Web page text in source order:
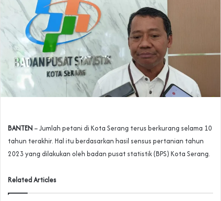
BANTEN – Jumlah petani di Kota Serang terus berkurang selama 10
tahun terakhir. Hal itu berdasarkan hasil sensus pertanian tahun
2023 yang dilakukan oleh badan pusat statistik (BPS) Kota Serang.
Related Articles